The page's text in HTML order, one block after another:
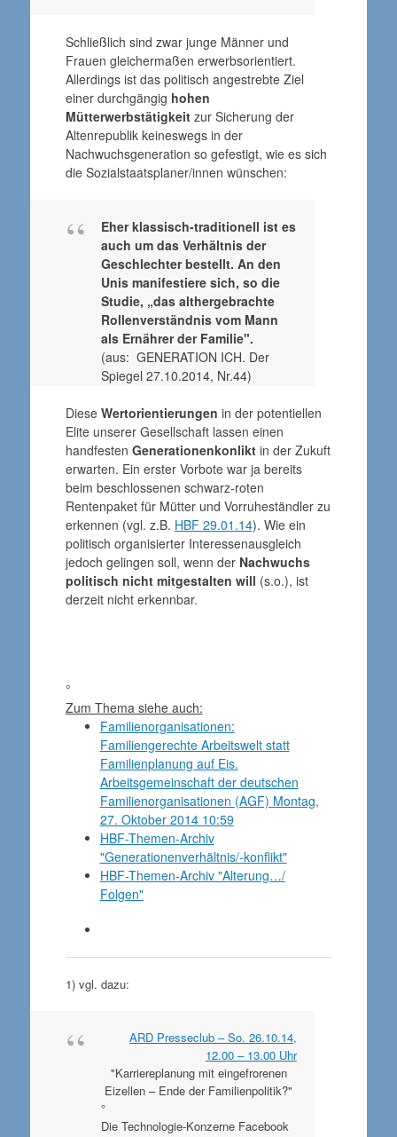
Schließlich sind zwar junge Männer und
Frauen gleichermaßen erwerbsorientiert.
Allerdings ist das politisch angestrebte Ziel
einer durchgängig hohen
Mütterwerbstätigkeit zur Sicherung der
Altenrepublik keineswegs in der
Nachwuchsgeneration so gefestigt, wie es sich
die Sozialstaatsplaner/innen wünschen:
Eher klassisch-traditionell ist es
auch um das Verhältnis der
Geschlechter bestellt. An den
Unis manifestiere sich, so die
Studie, „das althergebrachte
Rollenverständnis vom Mann
als Ernährer der Familie".
(aus: GENERATION ICH. Der
Spiegel 27.10.2014, Nr.44)
Diese Wertorientierungen in der potentiellen
Elite unserer Gesellschaft lassen einen
handfesten Generationenkonliktin der Zukuft
erwarten. Ein erster Vorbote war ja bereits
beim beschlossenen schwarz-roten
Rentenpaket für Mütter und Vorruheständler zu
erkennen (vgl. z.B. HBF 29.01.14). Wie ein
politisch organisierter Interessenausgleich
jedoch gelingen soll, wenn der Nachwuchs
politisch nicht mitgestalten will (s.o.), ist
derzeit nicht erkennbar.
°
Zum Thema siehe auch:
Familienorganisationen:
Familiengerechte Arbeitswelt statt
Familienplanung auf Eis.
Arbeitsgemeinschaft der deutschen
Familienorganisationen (AGF) Montag,
27. Oktober 2014 10:59
HBF-Themen-Archiv
"Generationenverhältnis/-konflikt"
HBF-Themen-Archiv "Alterung…/
Folgen"
1) vgl. dazu:
ARD Presseclub – So. 26.10.14,
12.00 – 13.00 Uhr
"Karriereplanung mit eingefrorenen
Eizellen – Ende der Familienpolitik?"
°
Die Technologie-Konzerne Facebook